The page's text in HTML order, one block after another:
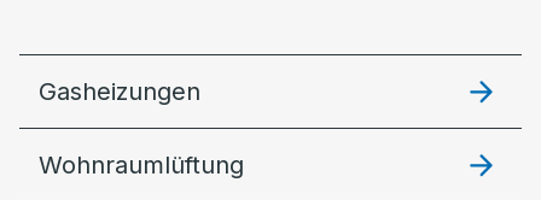
Gasheizungen
Wohnraumlüftung